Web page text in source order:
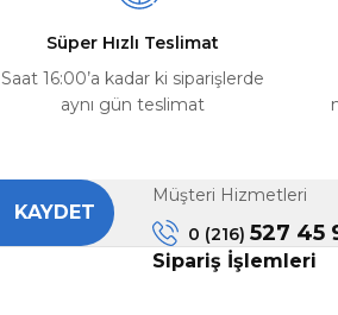
Gönder
Süper Hızlı Teslimat
Saat 16:00’a kadar ki siparişlerde
aynı gün teslimat
KAYDET
Müşteri Hizmetleri
0 (216) 527 45
Sipariş İşlemleri